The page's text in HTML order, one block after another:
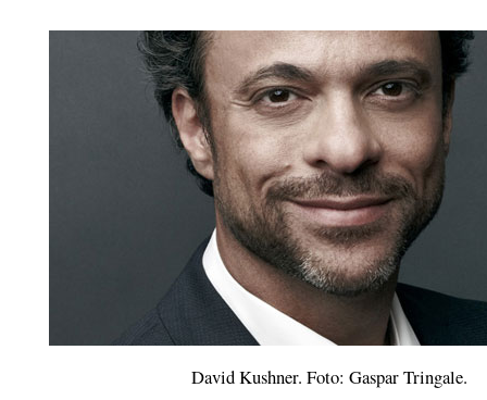
David Kushner. Foto: Gaspar Tringale.